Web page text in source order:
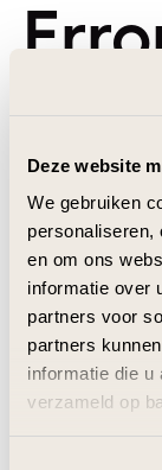
Deze website
We gebruiken
personaliseren,
en om ons
informatie over
partners voor
partners
informatie die u
verzameld op